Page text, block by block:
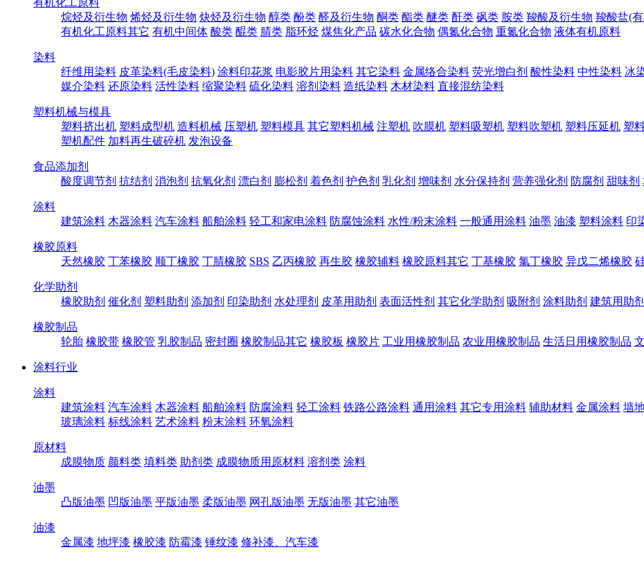
有机化工原料
烷烃及衍生物 烯烃及衍生物 炔烃及衍生物 醇类 酚类 醛及衍生物 酮类 酯类 醚类 酐类 砜类 胺类 羧酸及衍生物 羧酸盐(有
有机化工原料其它 有机中间体 酸类 醌类 腈类 脂环烃 煤焦化产品 碳水化合物 偶氮化合物 重氮化合物 液体有机原料
染料
纤维用染料 皮革染料(毛皮染料) 涂料印花浆 电影胶片用染料 其它染料 金属络合染料 荧光增白剂 酸性染料 中性染料 冰
媒介染料 还原染料 活性染料 缩聚染料 硫化染料 溶剂染料 造纸染料 木材染料 直接混纺染料
塑料机械与模具
塑料挤出机 塑料成型机 造料机械 压塑机 塑料模具 其它塑料机械 注塑机 吹膜机 塑料吸塑机 塑料吹塑机 塑料压延机 塑
塑机配件 加料再生破碎机 发泡设备
食品添加剂
酸度调节剂 抗结剂 消泡剂 抗氧化剂 漂白剂 膨松剂 着色剂 护色剂 乳化剂 增味剂 水分保持剂 营养强化剂 防腐剂 甜味剂
涂料
建筑涂料 木器涂料 汽车涂料 船舶涂料 轻工和家电涂料 防腐蚀涂料 水性/粉末涂料 一般通用涂料 油墨 油漆 塑料涂料 印
橡胶原料
天然橡胶 丁苯橡胶 顺丁橡胶 丁腈橡胶 SBS 乙丙橡胶 再生胶 橡胶辅料 橡胶原料其它 丁基橡胶 氯丁橡胶 异戊二烯橡胶
化学助剂
橡胶助剂 催化剂 塑料助剂 添加剂 印染助剂 水处理剂 皮革用助剂 表面活性剂 其它化学助剂 吸附剂 涂料助剂 建筑用助剂
橡胶制品
轮胎 橡胶带 橡胶管 乳胶制品 密封圈 橡胶制品其它 橡胶板 橡胶片 工业用橡胶制品 农业用橡胶制品 生活日用橡胶制品
涂料行业
涂料
建筑涂料 汽车涂料 木器涂料 船舶涂料 防腐涂料 轻工涂料 铁路公路涂料 通用涂料 其它专用涂料 辅助材料 金属涂料 墙
玻璃涂料 标线涂料 艺术涂料 粉末涂料 环氧涂料
原材料
成膜物质 颜料类 填料类 助剂类 成膜物质用原材料 溶剂类 涂料
油墨
凸版油墨 凹版油墨 平版油墨 柔版油墨 网孔版油墨 无版油墨 其它油墨
油漆
金属漆 地坪漆 橡胶漆 防霉漆 锤纹漆 修补漆、汽车漆